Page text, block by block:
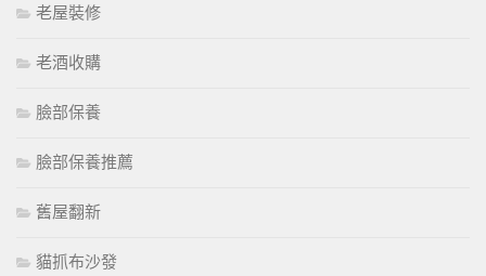
老屋裝修
老酒收購
臉部保養
臉部保養推薦
舊屋翻新
貓抓布沙發